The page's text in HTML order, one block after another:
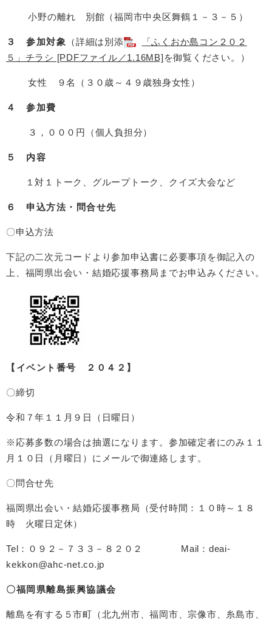
小野の離れ 別館（福岡市中央区舞鶴１－３－５）
３ 参加対象 （詳細は別添
「ふくおか島コン２０２
５」チラシ [PDFファイル／1.16MB] を御覧ください。）
女性 ９名（３０歳～４９歳独身女性）
４ 参加費
３，０００円（個人負担分）
５ 内容
１対１トーク、グループトーク、クイズ大会など
６ 申込方法・問合せ先
〇申込方法
下記の二次元コードより参加申込書に必要事項を御記入の
上、福岡県出会い・結婚応援事務局までお申込みください。
【イベント番号 ２０４２】
〇締切
令和７年１１月９日（日曜日）
※応募多数の場合は抽選になります。参加確定者にのみ１１
月１０日（月曜日）にメールで御連絡します。
〇問合せ先
福岡県出会い・結婚応援事務局（受付時間：１０時～１８
時 火曜日定休）
Tel：０９２－７３３－８２０２ Mail：deai-
kekkon@ahc-net.co.jp
〇福岡県離島振興協議会
離島を有する５市町（北九州市、福岡市、宗像市、糸島市、